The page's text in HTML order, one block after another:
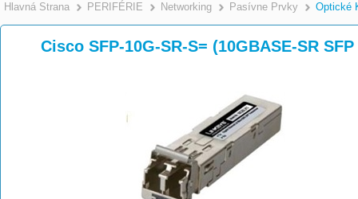
Hlavná Strana >
PERIFÉRIE >
Networking >
Pasívne Prvky Optické
Cisco SFP-10G-SR-S= (10GBASE-SR